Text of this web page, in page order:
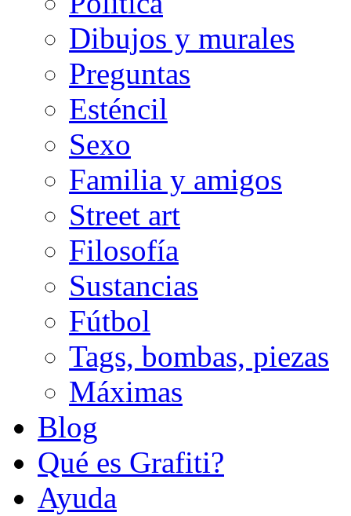
Dibujos y murales
Preguntas
Esténcil
Sexo
Familia y amigos
Street art
Filosofía
Sustancias
Fútbol
Tags, bombas, piezas
Máximas
Blog
Qué es Grafiti?
Ayuda